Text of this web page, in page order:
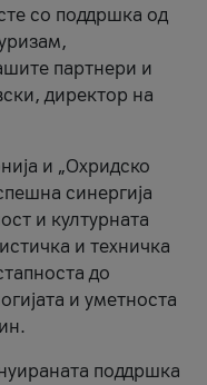
со поддршка од
партнери и
директор на
и „Охридско
синергија
и културната
и техничка
до
и уметноста
поддршка